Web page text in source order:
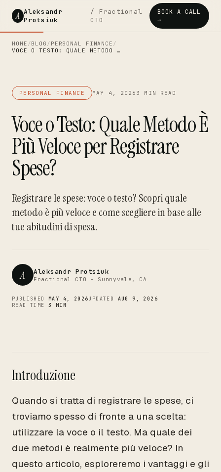
A Aleksandr
Protsiuk
/ Fractional
CTO
BOOK A CALL
→
HOME /BLOG / PERSONAL FINANCE /
VOCE O TESTO: QUALE METODO …
PERSONAL FINANCE MAY 4, 2026 3 MIN READ
Voce o Testo: Quale Metodo È
Più Veloce per Registrare
Spese?
Registrare le spese: voce o testo? Scopri quale
metodo è più veloce e come scegliere in base alle
tue abitudini di spesa.
A Aleksandr Protsiuk
Fractional CTO - Sunnyvale, CA
PUBLISHED MAY 4, 2026UPDATED AUG 9, 2026
READ TIME 3 MIN
Introduzione
Quando si tratta di registrare le spese, ci
troviamo spesso di fronte a una scelta:
utilizzare la voce o il testo. Ma quale dei
due metodi è realmente più veloce? In
questo articolo, esploreremo i vantaggi e gli